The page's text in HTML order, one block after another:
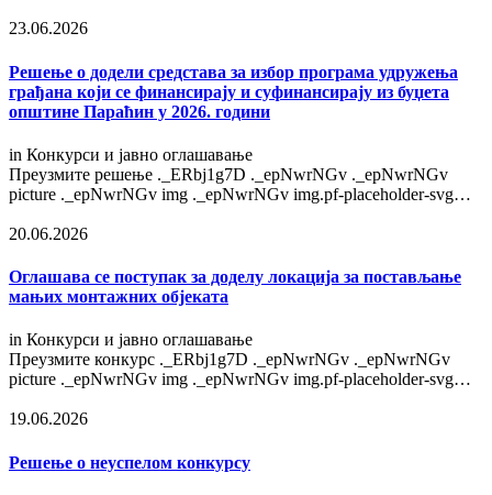
23.06.2026
Решење o додели средстава за избор програма удружења
грађана који се финансирају и суфинансирају из буџета
општине Параћин у 2026. години
in Конкурси и јавно оглашавање
Преузмите решење ._ERbj1g7D ._epNwrNGv ._epNwrNGv
picture ._epNwrNGv img ._epNwrNGv img.pf-placeholder-svg…
20.06.2026
Оглашава се поступак за доделу локација за постављање
мањих монтажних објеката
in Конкурси и јавно оглашавање
Преузмите конкурс ._ERbj1g7D ._epNwrNGv ._epNwrNGv
picture ._epNwrNGv img ._epNwrNGv img.pf-placeholder-svg…
19.06.2026
Решење о неуспелом конкурсу